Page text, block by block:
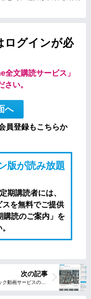
ログインが必
文購読サービス」
さい。
へ
員登録もこちらか
版が読み放題
期講読者には、
を無料でご提供
購読のご案内」を
次の記事